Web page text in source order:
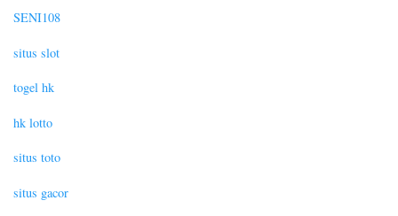
SENI108
situs slot
togel hk
hk lotto
situs toto
situs gacor